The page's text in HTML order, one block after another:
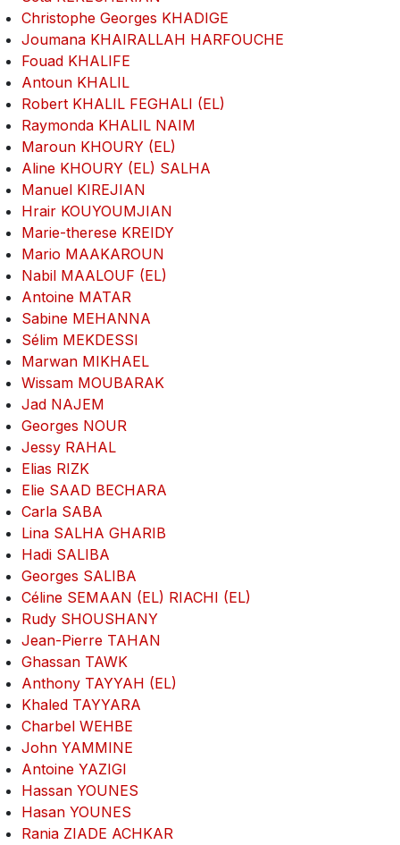
Christophe Georges KHADIGE
Joumana KHAIRALLAH HARFOUCHE
Fouad KHALIFE
Antoun KHALIL
Robert KHALIL FEGHALI (EL)
Raymonda KHALIL NAIM
Maroun KHOURY (EL)
Aline KHOURY (EL) SALHA
Manuel KIREJIAN
Hrair KOUYOUMJIAN
Marie-therese KREIDY
Mario MAAKAROUN
Nabil MAALOUF (EL)
Antoine MATAR
Sabine MEHANNA
Sélim MEKDESSI
Marwan MIKHAEL
Wissam MOUBARAK
Jad NAJEM
Georges NOUR
Jessy RAHAL
Elias RIZK
Elie SAAD BECHARA
Carla SABA
Lina SALHA GHARIB
Hadi SALIBA
Georges SALIBA
Céline SEMAAN (EL) RIACHI (EL)
Rudy SHOUSHANY
Jean-Pierre TAHAN
Ghassan TAWK
Anthony TAYYAH (EL)
Khaled TAYYARA
Charbel WEHBE
John YAMMINE
Antoine YAZIGI
Hassan YOUNES
Hasan YOUNES
Rania ZIADE ACHKAR